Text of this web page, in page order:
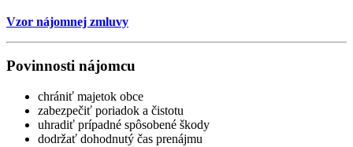
Vzor nájomnej zmluvy
Povinnosti nájomcu
chrániť majetok obce
zabezpečiť poriadok a čistotu
uhradiť prípadné spôsobené škody
dodržať dohodnutý čas prenájmu